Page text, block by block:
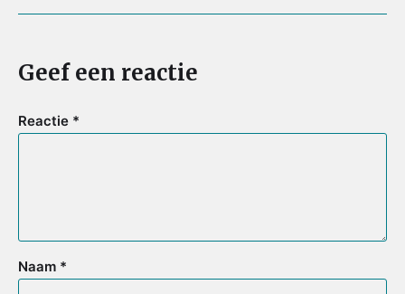
k
s
p
Geef een reactie
Reactie *
Naam *